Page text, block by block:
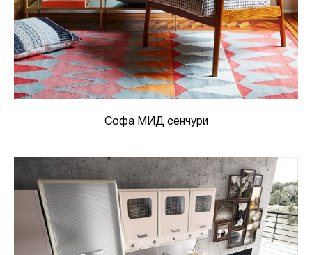
Софа МИД сенчури